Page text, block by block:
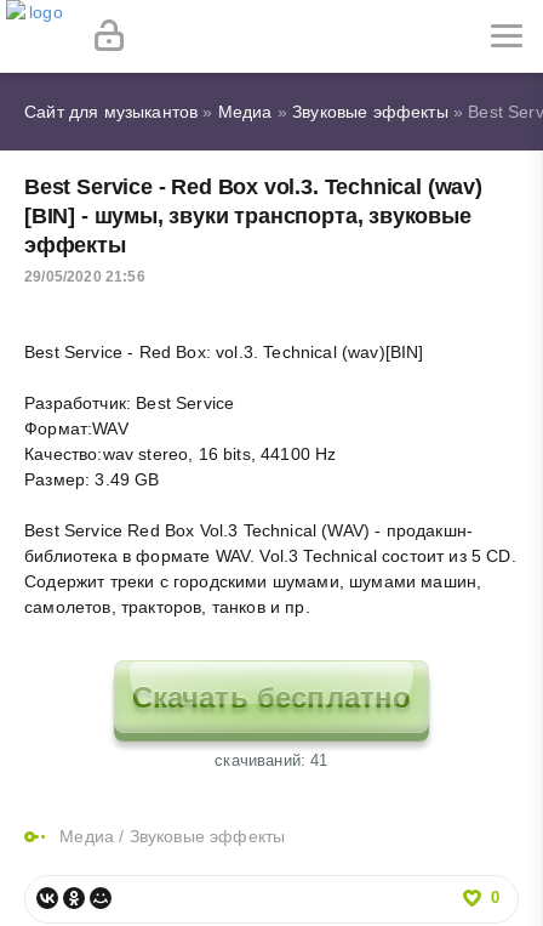
Сайт для музыкантов » Медиа »Звуковые эффекты » Best
Best Service - Red Box vol.3. Technical (wav)
[BIN] - шумы, звуки транспорта, звуковые
эффекты
29/05/2020 21:56
Best Service - Red Box: vol.3. Technical (wav)[BIN]
Разработчик: Best Service
Формат:WAV
Качество:wav stereo, 16 bits, 44100 Hz
Размер: 3.49 GB
Best Service Red Box Vol.3 Technical (WAV) - продакшн-
библиотека в формате WAV. Vol.3 Technical состоит из 5 CD.
Содержит треки с городскими шумами, шумами машин,
самолетов, тракторов, танков и пр.
Скачать бесплатно
cкачиваний: 41
Медиа / Звуковые эффекты
0